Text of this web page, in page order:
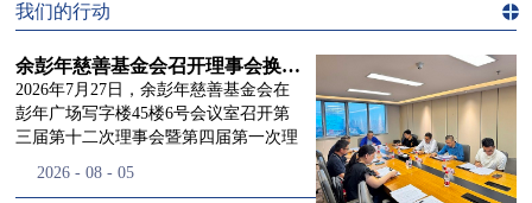
我们的行动
余彭年慈善基金会召开理事会换届会议
2026年7月27日，余彭年慈善基金会在
彭年广场写字楼45楼6号会议室召开第
三届第十二次理事会暨第四届第一次理
徐滨先生；副理事长兼秘书长彭志兵先
2026 - 08 - 05
们的行